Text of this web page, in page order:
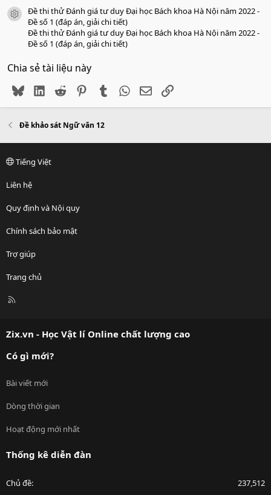
icon tài liệu
Đề thi thử Đánh giá tư duy Đại học Bách khoa Hà Nội năm 2022 -
Đề số 1 (đáp án, giải chi tiết)
Đề thi thử Đánh giá tư duy Đại học Bách khoa Hà Nội năm 2022 -
Đề số 1 (đáp án, giải chi tiết)
Chia sẻ tài liệu này
BlueskyLinkedIn
Reddit PinterestTumblr WhatsApp
EmailLink
Đề khảo sát Ngữ văn 12
Tiếng Việt
Liên hệ
Quy định và Nội quy
Chính sách bảo mật
Trợ giúp
Trang chủ
R
Zix.vn - Học Vật lí Online chất lượng cao
Có gì mới?
Bài viết mới
Dòng thời gian
Hoạt động mới nhất
Thống kê diễn đàn
Chủ đề 237,512